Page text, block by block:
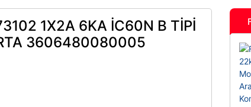
1X2A 6KA İC60N B TİPİ
3606480080005